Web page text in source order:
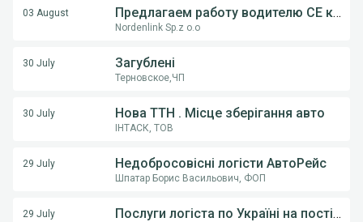
03 August Предлагаем работу водителю СE категории на грузовом автовозе
Nordenlink Sp.z o.o
30 July Загублені
Терновское,ЧП
30 July Нова ТТН . Місце зберігання авто
ІНТАСК, ТОВ
29 July Недобросовісні логісти АвтоРейс
Шпатар Борис Васильович, ФОП
29 July Послуги логіста по Україні на постійній основі .